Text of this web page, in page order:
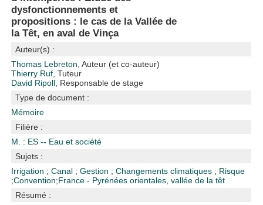
dysfonctionnements et
propositions : le cas de la Vallée de
la Têt, en aval de Vinça
Auteur(s) :
Thomas Lebreton , Auteur (et co-auteur)
Thierry Ruf , Tuteur
David Ripoll , Responsable de stage
Type de document :
Mémoire
Filière :
M. : ES -- Eau et société
Sujets :
Irrigation ;Canal ;Gestion ;Changements climatiques ; Risque
;Convention;France - Pyrénées orientales, vallée de la têt
Résumé :